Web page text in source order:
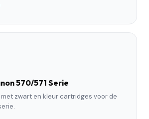
570/571 Serie
zwart en kleur cartridges voor de